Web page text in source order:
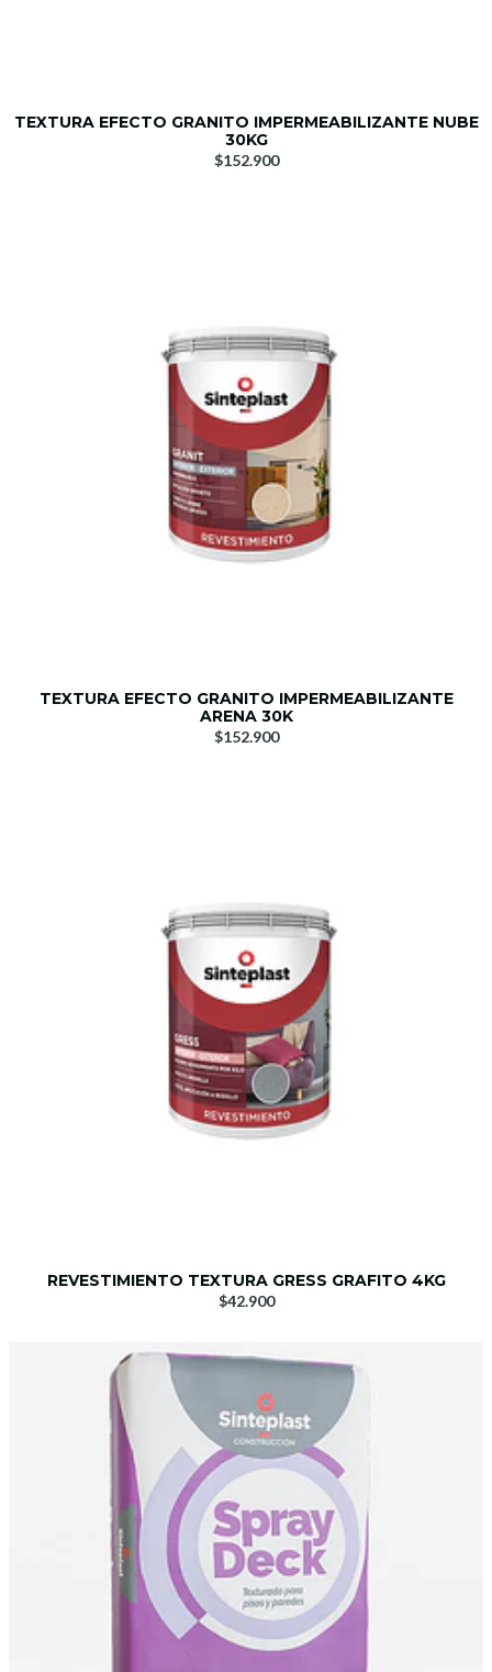
TEXTURA EFECTO GRANITO IMPERMEABILIZANTE NUBE
30KG
$152.900
TEXTURA EFECTO GRANITO IMPERMEABILIZANTE
ARENA 30K
$152.900
REVESTIMIENTO TEXTURA GRESS GRAFITO 4KG
$42.900